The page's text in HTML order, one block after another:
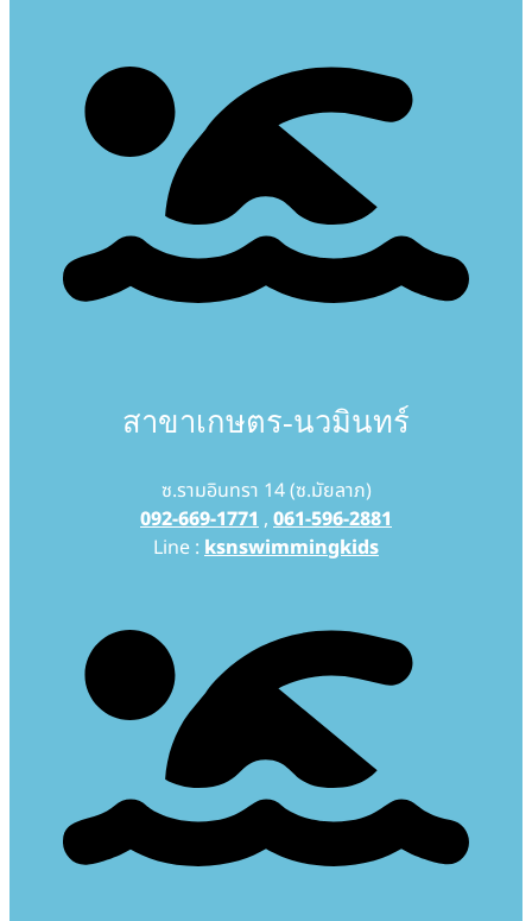
สาขาเกษตร-นวมินทร์
ซ.รามอินทรา 14 (ซ.มัยลาภ)
092-669-1771, 061-596-2881
Line : ksnswimmingkids